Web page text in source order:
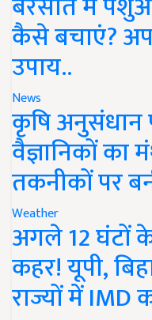
कैसे बचाएं?
उपाय..
News
कृषि अनुसंधान
वैज्ञानिकों का
तकनीकों पर
Weather
अगले 12 घंटों
कहर! यूपी,
राज्यों में